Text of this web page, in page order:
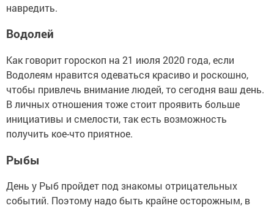
навредить.
Водолей
Как говорит гороскоп на 21 июля 2020 года, если
Водолеям нравится одеваться красиво и роскошно,
чтобы привлечь внимание людей, то сегодня ваш день.
В личных отношения тоже стоит проявить больше
инициативы и смелости, так есть возможность
получить кое-что приятное.
Рыбы
День у Рыб пройдет под знакомы отрицательных
событий. Поэтому надо быть крайне осторожным, в